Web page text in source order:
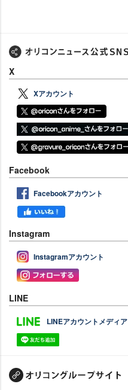
X
Xアカウント
Facebook
Facebookアカウント
Instagram
Instagramアカウント
LINE
LINEアカウントメディア